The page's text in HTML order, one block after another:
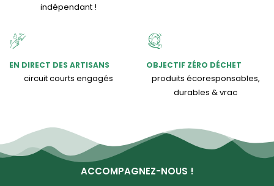
indépendant !
EN DIRECT DES ARTISANS
circuit courts engagés
OBJECTIF ZÉRO DÉCHET
produits écoresponsables,
durables & vrac
ACCOMPAGNEZ-NOUS !